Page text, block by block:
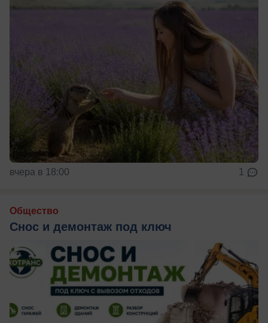
вчера в 18:00 1
Общество
Снос и демонтаж под ключ